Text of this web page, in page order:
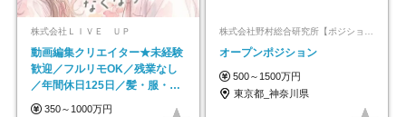
株式会社ＬＩＶＥ ＵＰ
動画編集クリエイター★未経験
歓迎／フルリモOK／残業なし
／年間休日125日／髪・服・ネ
イル自由／研修充実で安心
350～1000万円
オープンポジション
500～1500万円
東京都_神奈川県